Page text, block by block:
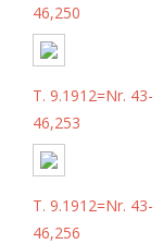
46,250
T. 9.1912=Nr. 43-
46,253
T. 9.1912=Nr. 43-
46,256